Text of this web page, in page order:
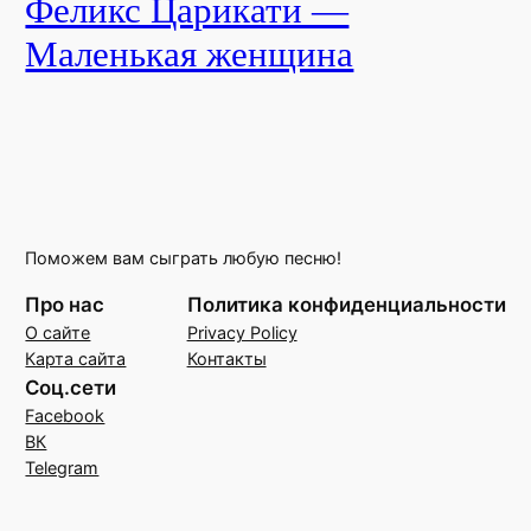
Феликс Царикати —
Маленькая женщина
Поможем вам сыграть любую песню!
Про нас
О сайте
Карта сайта
Политика конфиденциальности
Privacy Policy
Контакты
Соц.сети
Facebook
ВК
Telegram